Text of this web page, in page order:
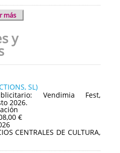
más
y
SL)
Vendimia Fest,
2026.
€
CENTRALES DE CULTURA,